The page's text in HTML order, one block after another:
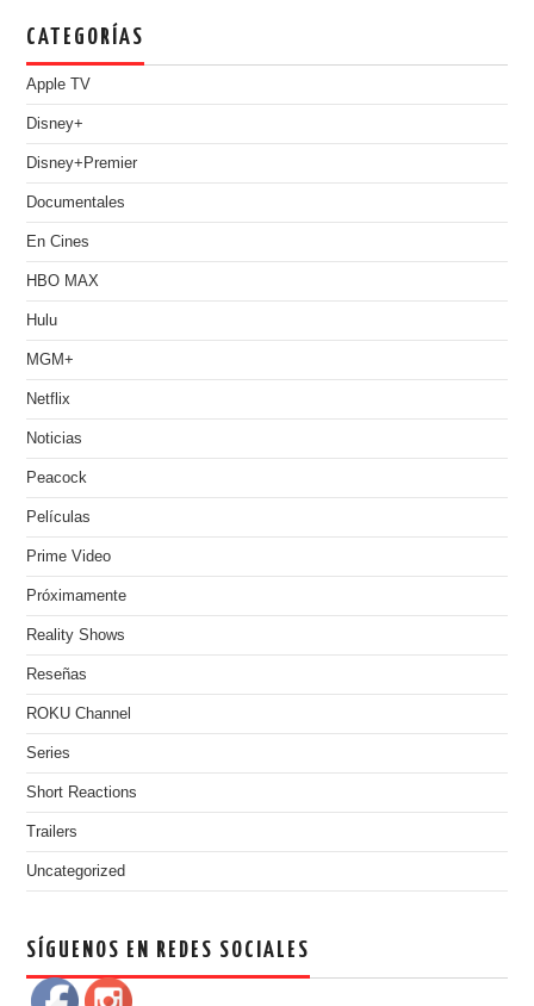
CATEGORÍAS
Apple TV
Disney+
Disney+Premier
Documentales
En Cines
HBO MAX
Hulu
MGM+
Netflix
Noticias
Peacock
Películas
Prime Video
Próximamente
Reality Shows
Reseñas
ROKU Channel
Series
Short Reactions
Trailers
Uncategorized
SÍGUENOS EN REDES SOCIALES